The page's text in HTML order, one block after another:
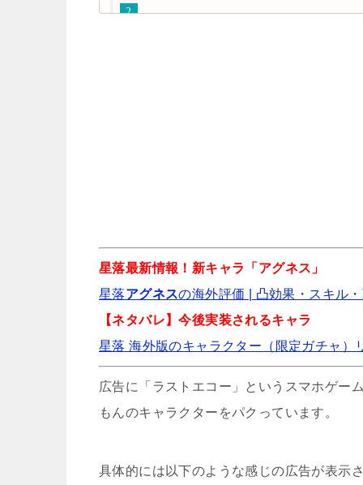
意志のバトン 受け
星落最新情報！新キャラ「アグネス」
星落アグネスの海外評価 | 凸効果・スキル
【ネタバレ】今後実装されるキャラ
星落 海外版のキャラクター（限定ガチャ）
広告に「ラストエコー」というスマホゲー
もんのキャラクターをパクっています。
具体的には以下のような感じの広告が表示